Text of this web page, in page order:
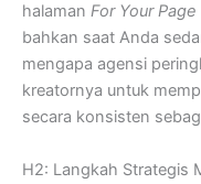
halaman For Your Page
bahkan saat Anda
mengapa agensi
kreatornya untuk
secara konsisten
H2: Langkah Strategis